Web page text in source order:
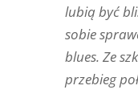
lubią być
sobie
blues. Ze
przebieg